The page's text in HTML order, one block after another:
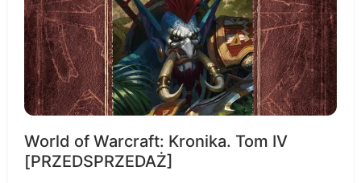
World of Warcraft: Kronika. Tom IV
[PRZEDSPRZEDAŻ]